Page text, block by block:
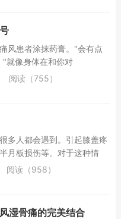
风患者涂抹药膏。"会有点
就像身体在和你对
阅读（755）
多人都会遇到。引起膝盖疼
月板损伤等。对于这种情
在这里，我们...
阅读（958）
湿骨痛的完美结合